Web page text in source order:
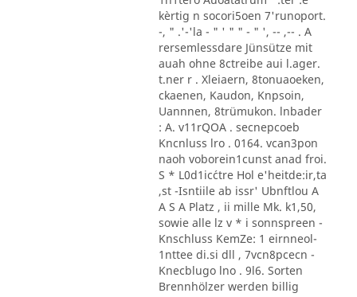
kèrtig n socori5oen 7'runoport.
-, " .'-'la - " ' " " - " ', -- ,-- . A
rersemlessdare Jünsütze mit
auah ohne 8ctreibe aui l.ager.
t.ner r . Xleiaern, 8tonuaoeken,
ckaenen, Kaudon, Knpsoin,
Uannnen, 8trümukon. lnbader
: A. v11rQOA . secnepcoeb
Kncnluss lro . 0164. vcan3pon
naoh voborein1cunst anad froi.
S * L0d1ic´ctre Hol e'heitde:ir,ta
,st -Isntiile ab issr' Ubnftlou A
A S A Platz , ii mille Mk. k1,50,
sowie alle lz v * i sonnspreen -
Knschluss KemZe: 1 eirnneol-
1nttee di.si dll , 7vcn8pcecn -
Knecblugo lno . 9l6. Sorten
Brennhölzer werden billig